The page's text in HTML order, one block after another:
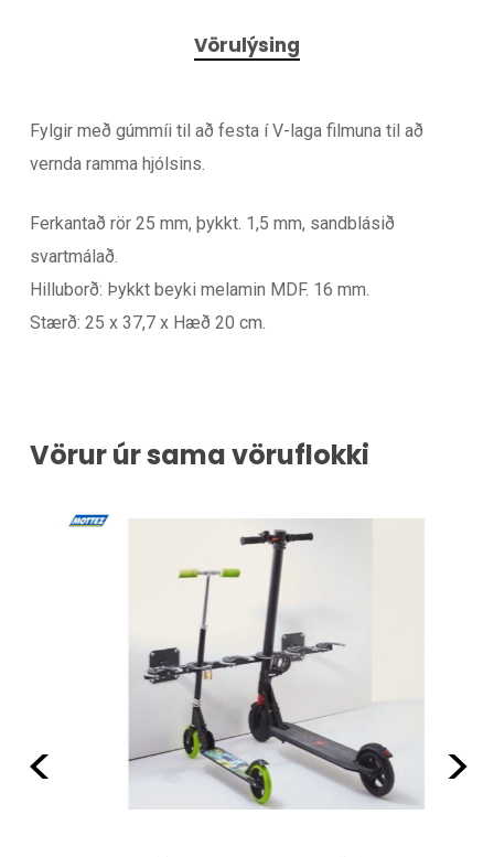
Vörulýsing
Fylgir með gúmmíi til að festa í V-laga filmuna til að
vernda ramma hjólsins.
Ferkantað rör 25 mm, þykkt. 1,5 mm, sandblásið
svartmálað.
Hilluborð: Þykkt beyki melamin MDF. 16 mm.
Stærð: 25 x 37,7 x Hæð 20 cm.
Vörur úr sama vöruflokki